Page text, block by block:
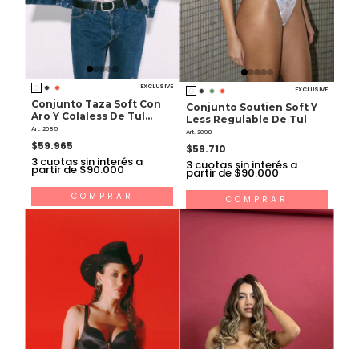
EXCLUSIVE
Conjunto Taza Soft Con
Aro Y Colaless De Tul
Bordado Y Raso
Art. 2085
$59.965
3 cuotas sin interés a
partir de $90.000
COMPRAR
EXCLUSIVE
Conjunto Soutien Soft Y
Less Regulable De Tul
Art. 2098
$59.710
3 cuotas sin interés a
partir de $90.000
COMPRAR